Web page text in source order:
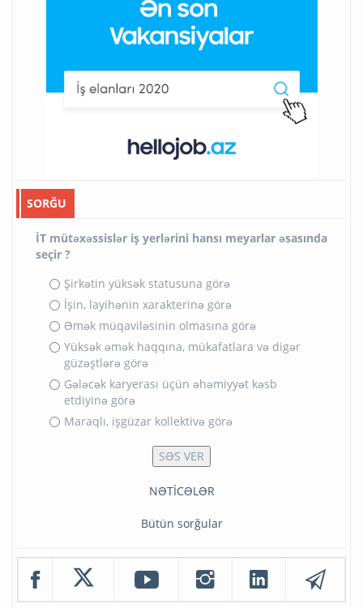
SORĞU
İT mütəxəssislər iş yerlərini hansı meyarlar əsasında
seçir ?
Şirkətin yüksək statusuna görə
İşin, layihənin xarakterinə görə
Əmək müqaviləsinin olmasına görə
Yüksək əmək haqqına, mükafatlara və digər
güzəştlərə görə
Gələcək karyerası üçün əhəmiyyət kəsb
etdiyinə görə
Maraqlı, işgüzar kollektivə görə
NƏTİCƏLƏR
Bütün sorğular